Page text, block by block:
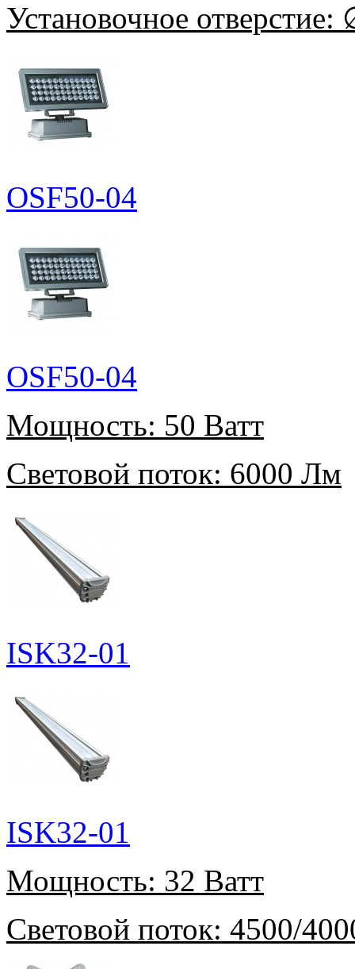
Установочное отверстие:
OSF50-04
OSF50-04
Мощность: 50 Ватт
Световой поток: 6000 Лм
ISK32-01
ISK32-01
Мощность: 32 Ватт
Световой поток: 4500/